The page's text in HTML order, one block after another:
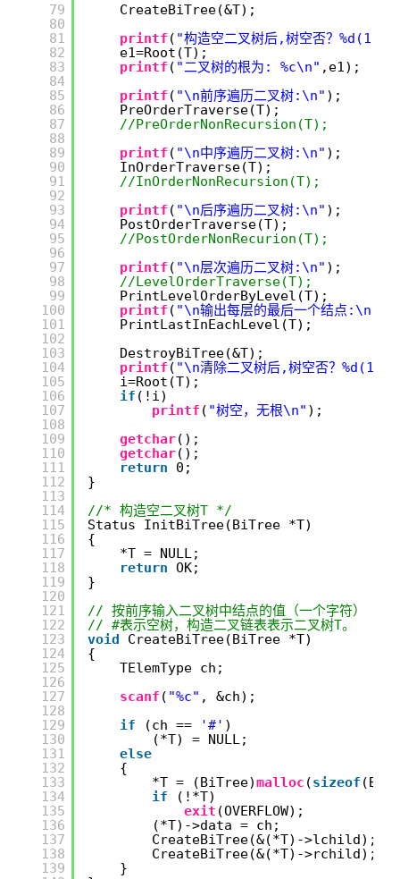
79
80
81
82
83
84
85
86
87
88
89
90
91
92
93
94
95
96
97
98
99
100
101
102
103
104
105
106
107
108
109
110
111
112
113
114
115
116
117
118
119
120
121
122
123
124
125
126
127
128
129
130
131
132
133
134
135
136
137
138
139
CreateBiTree(&T);
printf ( "构造空二叉树后,树空否？%d(1:
e1=Root(T);
printf ( "二叉树的根为: %c\n" ,e1);
printf ( "\n前序遍历二叉树:\n" );
PreOrderTraverse(T);
//PreOrderNonRecursion(T);
printf ( "\n中序遍历二叉树:\n" );
InOrderTraverse(T);
//InOrderNonRecursion(T);
printf ( "\n后序遍历二叉树:\n" );
PostOrderTraverse(T);
//PostOrderNonRecurion(T);
printf ( "\n层次遍历二叉树:\n" );
//LevelOrderTraverse(T);
PrintLevelOrderByLevel(T);
printf ( "\n输出每层的最后一个结点:\n"
PrintLastInEachLevel(T);
DestroyBiTree(&T);
printf ( "\n清除二叉树后,树空否？%d(1:
i=Root(T);
if (!i)
printf ( "树空，无根\n" );
getchar();
getchar();
return
0;
}
//* 构造空二叉树T */
Status InitBiTree(BiTree *T)
{
*T = NULL;
return OK;
}
// 按前序输入二叉树中结点的值（一个字符）
// #表示空树，构造二叉链表表示二叉树T。
void
CreateBiTree(BiTree *T)
{
TElemType ch;
scanf ( "%c" , &ch);
if
(ch == '#' )
(*T) = NULL;
else
{
*T = (BiTree)malloc (sizeof
if
(!*T)
exit (OVERFLOW);
(*T)->data = ch;
CreateBiTree(&(*T)->lchild);
CreateBiTree(&(*T)->rchild);
}